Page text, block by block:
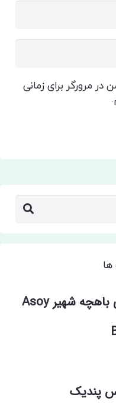
در مرورگر برای زمانی
پروژه آسوی باهچه شهیر Asoy
پندیک